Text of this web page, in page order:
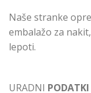
Naše stranke
embalažo za
lepoti.
URADNI PODATKI